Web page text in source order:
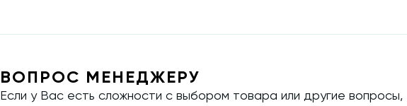
ВОПРОС МЕНЕДЖЕРУ
Если у Вас есть сложности с выбором товара или другие